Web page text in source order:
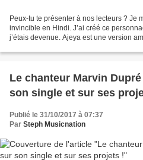
Peux-tu te présenter à nos lecteurs ? Je
invincible en Hindi. J’ai créé ce
j’étais devenue. Ajeya est une version
Le chanteur Marvin
son single et sur ses
Publié le 31/10/2017 à 07:37
Par Steph Musicnation